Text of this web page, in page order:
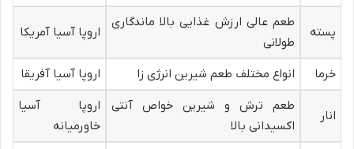
پسته
طعم عالی ارزش غذایی بالا ماندگاری
طولانی
اروپا آسیا آمریکا
خرما انواع مختلف طعم شیرین انرژی زا اروپا آسیا آفریقا
انار
طعم ترش و شیرین خواص آنتی
اکسیدانی بالا
اروپا آسیا
خاورمیانه